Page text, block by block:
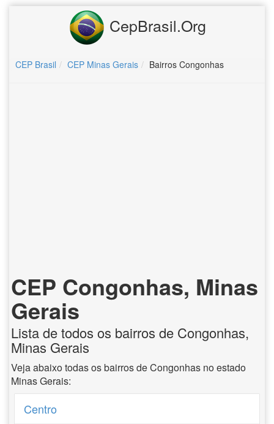
CepBrasil.Org
CEP Brasil CEP Minas Gerais Bairros Congonhas
CEP Congonhas, Minas
Gerais
Lista de todos os bairros de Congonhas,
Minas Gerais
Veja abaixo todas os bairros de Congonhas no estado
Minas Gerais:
Centro